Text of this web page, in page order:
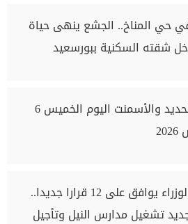
حي المناخ.. الجشع ينهى حياة
شقته السكنية ببورسعيد
أسعار الحديد والأسمنت اليوم الخميس 6
مجلس الوزراء يوافق على 12 قرارا جديدا..
تشغيل مدارس النيل وتأجيل